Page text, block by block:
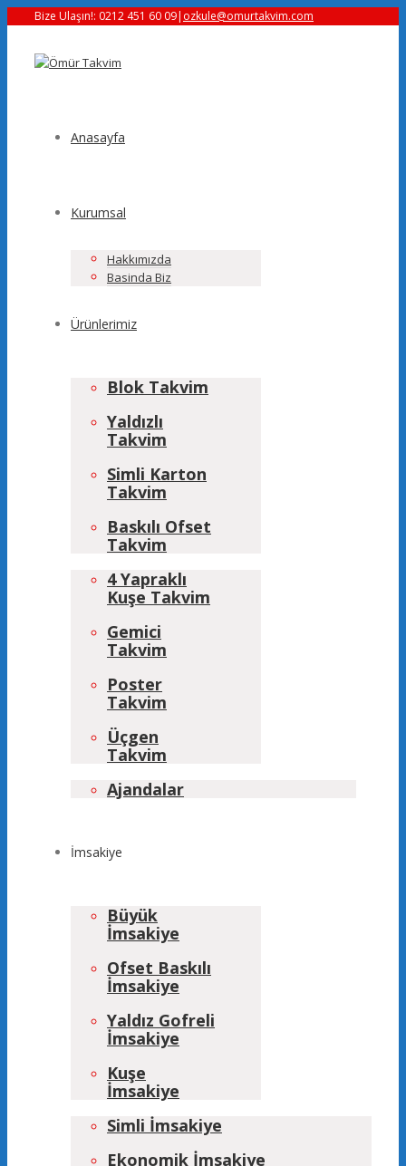
Bize Ulaşın!: 0212 451 60 09| ozkule@omurtakvim.com
Anasayfa
Kurumsal
Hakkımızda
Basinda Biz
Ürünlerimiz
Blok Takvim
Yaldızlı
Takvim
Simli Karton
Takvim
Baskılı Ofset
Takvim
4 Yapraklı
Kuşe Takvim
Gemici
Takvim
Poster
Takvim
Üçgen
Takvim
Ajandalar
İmsakiye
Büyük
İmsakiye
Ofset Baskılı
İmsakiye
Yaldız Gofreli
İmsakiye
Kuşe
İmsakiye
Simli İmsakiye
Ekonomik İmsakiye